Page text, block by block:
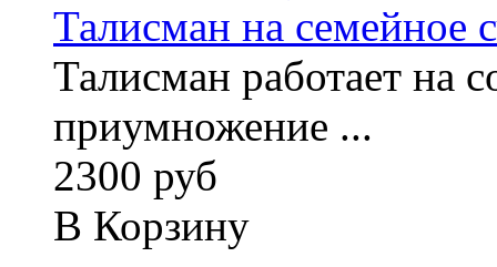
Талисман на семейное
Талисман работает на
приумножение ...
2300 руб
В Корзину